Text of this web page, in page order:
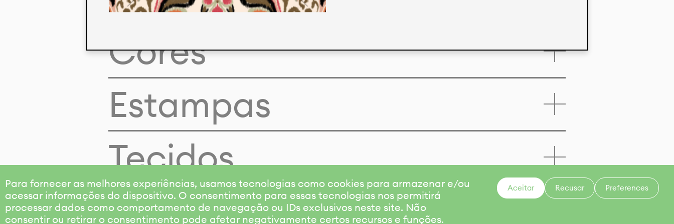
Para fornecer as melhores experiências, usamos tecnologias como cookies para armazenar e/ou
acessar informações do dispositivo. O consentimento para essas tecnologias nos permitirá
processar dados como comportamento de navegação ou IDs exclusivos neste site. Não
consentir ou retirar o consentimento pode afetar negativamente certos recursos e funções.
Aceitar Recusar Preferences
Cores
Estampas
Tecidos